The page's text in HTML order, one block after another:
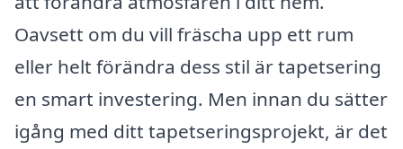
Oavsett om du vill fräscha upp ett rum
eller helt förändra dess stil är tapetsering
en smart investering. Men innan du sätter
igång med ditt tapetseringsprojekt, är det